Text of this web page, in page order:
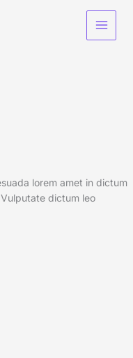
Main
lorem amet in dictum
dictum leo